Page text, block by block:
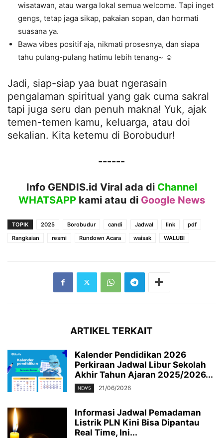
wisatawan, atau warga lokal semua welcome. Tapi inget
gengs, tetap jaga sikap, pakaian sopan, dan hormati
suasana ya.
Bawa vibes positif aja, nikmati prosesnya, dan siapa
tahu pulang-pulang hatimu lebih tenang~ ☺️
Jadi, siap-siap yaa buat ngerasain
pengalaman spiritual yang gak cuma sakral
tapi juga seru dan penuh makna! Yuk, ajak
temen-temen kamu, keluarga, atau doi
sekalian. Kita ketemu di Borobudur!
------
Info GENDIS.id Viral ada di Channel
WHATSAPPkami atau di Google News
TOPIK 2025 Borobudur candi Jadwal link
pdf
Rangkaian
resmi Rundown Acara waisak WALUBI
ARTIKEL TERKAIT
Kalender Pendidikan 2026
Perkiraan Jadwal Libur Sekolah
Akhir Tahun Ajaran 2025/2026...
NEWS 21/06/2026
Informasi Jadwal Pemadaman
Listrik PLN Kini Bisa Dipantau
Real Time, Ini...